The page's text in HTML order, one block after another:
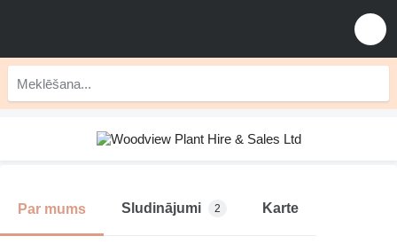
Par mums Sludinājumi 2 Karte